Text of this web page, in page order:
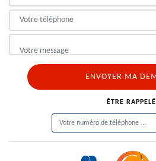
ÊTRE RAPPELÉ